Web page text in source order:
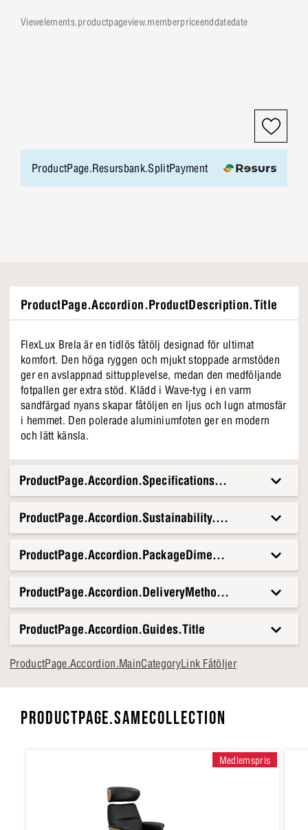
viewelements.productpageview.memberpriceenddatedate
ProductPage.Resursbank.SplitPayment
ProductPage.Accordion.ProductDescription.Title
FlexLux Brela är en tidlös fåtölj designad för ultimat
komfort. Den höga ryggen och mjukt stoppade armstöden
ger en avslappnad sittupplevelse, medan den medföljande
fotpallen ger extra stöd. Klädd i Wave-tyg i en varm
sandfärgad nyans skapar fåtöljen en ljus och lugn atmosfär
i hemmet. Den polerade aluminiumfoten ger en modern
och lätt känsla.
ProductPage.Accordion.Specifications.Title
ProductPage.Accordion.Sustainability.Title
ProductPage.Accordion.DeliveryMethods.Title
ProductPage.Accordion.Guides.Title
ProductPage.Accordion.MainCategoryLink Fåtöljer
PRODUCTPAGE.SAMECOLLECTION
Medlemspris